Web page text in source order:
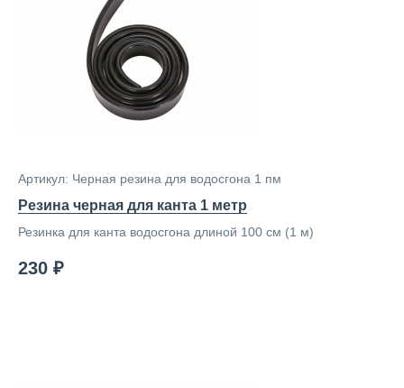
Артикул: Черная резина для водосгона 1 пм
Резина черная для канта 1 метр
Резинка для канта водосгона длиной 100 см (1 м)
230 ₽